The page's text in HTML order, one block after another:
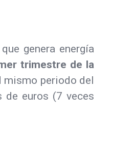
genera energía
trimestre de la
mismo periodo del
de euros (7 veces